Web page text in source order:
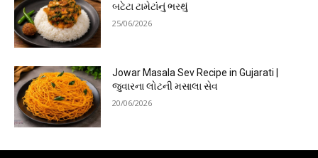
બટેટા ટામેટાંનું ભરથું
25/06/2026
Jowar Masala Sev Recipe in Gujarati |
જુવારના લોટની મસાલા સેવ
20/06/2026